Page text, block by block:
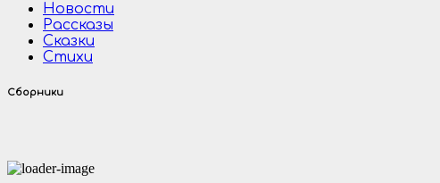
Новости
Рассказы
Сказки
Стихи
Сборники